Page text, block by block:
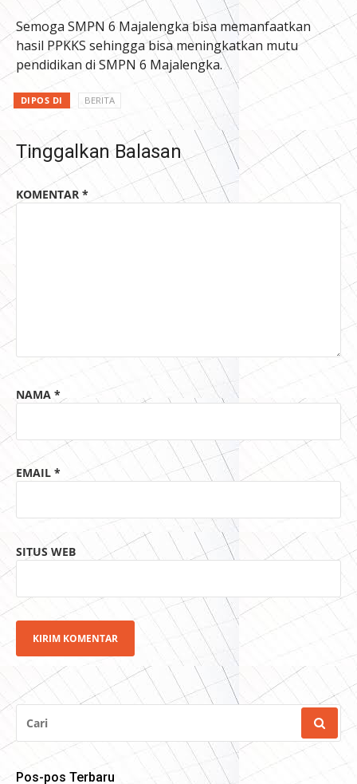
Semoga SMPN 6 Majalengka bisa memanfaatkan
hasil PPKKS sehingga bisa meningkatkan mutu
pendidikan di SMPN 6 Majalengka.
DIPOS DI BERITA
Tinggalkan Balasan
KOMENTAR *
NAMA *
EMAIL *
SITUS WEB
UNTUK:
Pos-pos Terbaru